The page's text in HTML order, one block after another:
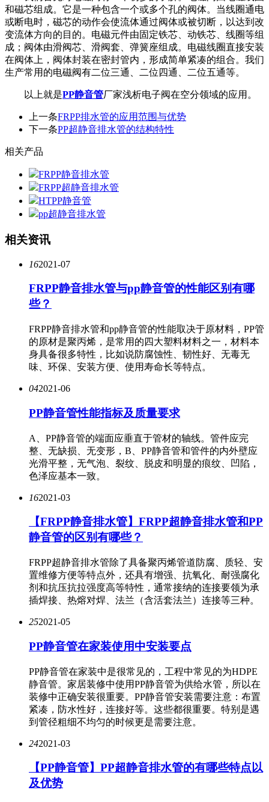
和磁芯组成。它是一种包含一个或多个孔的阀体。当线圈通电
或断电时，磁芯的动作会使流体通过阀体或被切断，以达到改
变流体方向的目的。电磁元件由固定铁芯、动铁芯、线圈等组
成；阀体由滑阀芯、滑阀套、弹簧座组成。电磁线圈直接安装
在阀体上，阀体封装在密封管内，形成简单紧凑的组合。我们
生产常用的电磁阀有二位三通、二位四通、二位五通等。
以上就是PP静音管厂家浅析电子阀在空分领域的应用。
上一条FRPP排水管的应用范围与优势
下一条PP超静音排水管的结构特性
相关产品
FRPP静音排水管
FRPP超静音排水管
HTPP静音管
pp超静音排水管
相关资讯
162021-07
FRPP静音排水管与pp静音管的性能区别有哪
些？
FRPP静音排水管和pp静音管的性能取决于原材料，PP管
的原材是聚丙烯，是常用的四大塑料材料之一，材料本
身具备很多特性，比如说防腐蚀性、韧性好、无毒无
味、环保、安装方便、使用寿命长等特点。
042021-06
PP静音管性能指标及质量要求
A、PP静音管的端面应垂直于管材的轴线。管件应完
整、无缺损、无变形，B、PP静音管和管件的内外壁应
光滑平整，无气泡、裂纹、脱皮和明显的痕纹、凹陷，
色泽应基本一致。
162021-03
【FRPP静音排水管】FRPP超静音排水管和PP
静音管的区别有哪些？
FRPP超静音排水管除了具备聚丙烯管道防腐、质轻、安
置维修方便等特点外，还具有增强、抗氧化、耐强腐化
剂和抗压抗拉强度高等特性，通常接纳的连接要领为承
插焊接、热熔对焊、法兰（含活套法兰）连接等三种。
252021-05
PP静音管在家装使用中安装要点
PP静音管在家装中是很常见的，工程中常见的为HDPE
静音管。家居装修中使用PP静音管为供给水管，所以在
装修中正确安装很重要。PP静音管安装需要注意：布置
紧凑，防水性好，连接好等。这些都很重要。特别是遇
到管径粗细不均匀的时候更是需要注意。
242021-03
【PP静音管】PP超静音排水管的有哪些特点以
及优势